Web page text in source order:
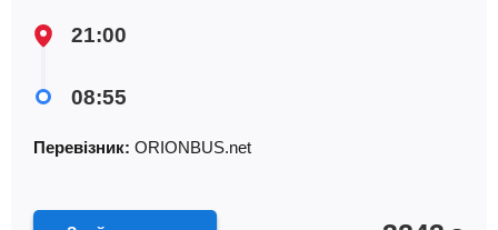
21:00
08:55
Перевізник: ORIONBUS.net